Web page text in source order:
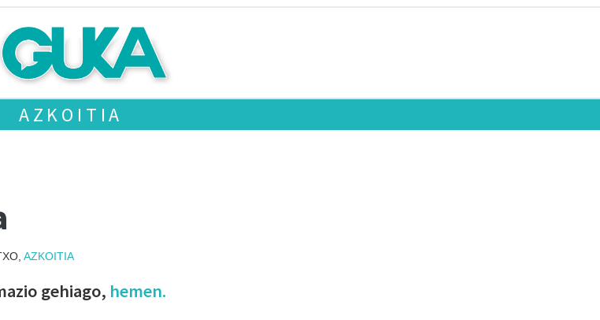
AZKOITIA
AZKOITIA
gehiago, hemen.